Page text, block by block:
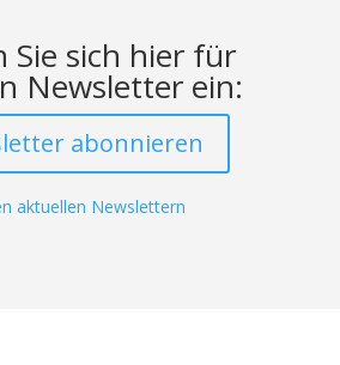
Sie sich hier für
Newsletter ein:
abonnieren
aktuellen Newslettern